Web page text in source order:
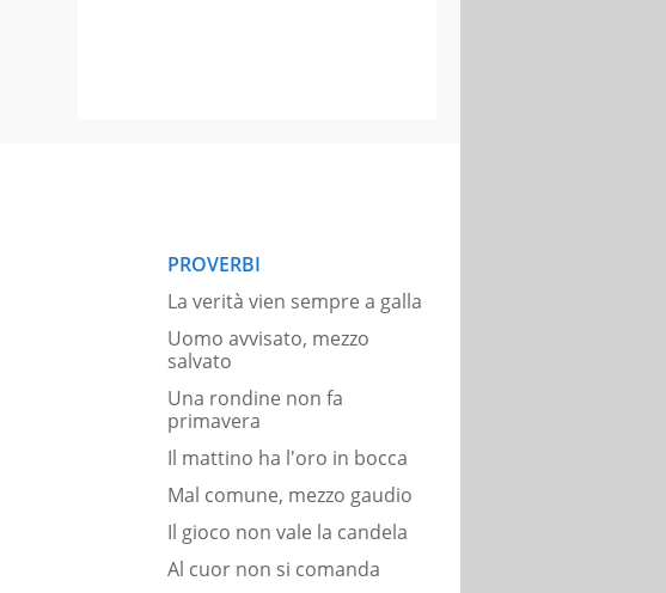
PROVERBI
La verità vien sempre a galla
Uomo avvisato, mezzo
salvato
Una rondine non fa
primavera
Il mattino ha l'oro in bocca
Mal comune, mezzo gaudio
Il gioco non vale la candela
Al cuor non si comanda